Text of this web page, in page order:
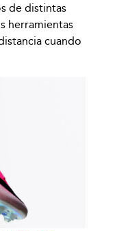
de distintas
herramientas
cuando